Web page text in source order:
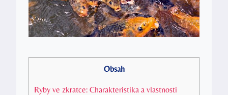
Obsah
Ryby ve zkratce: Charakteristika a vlastnosti